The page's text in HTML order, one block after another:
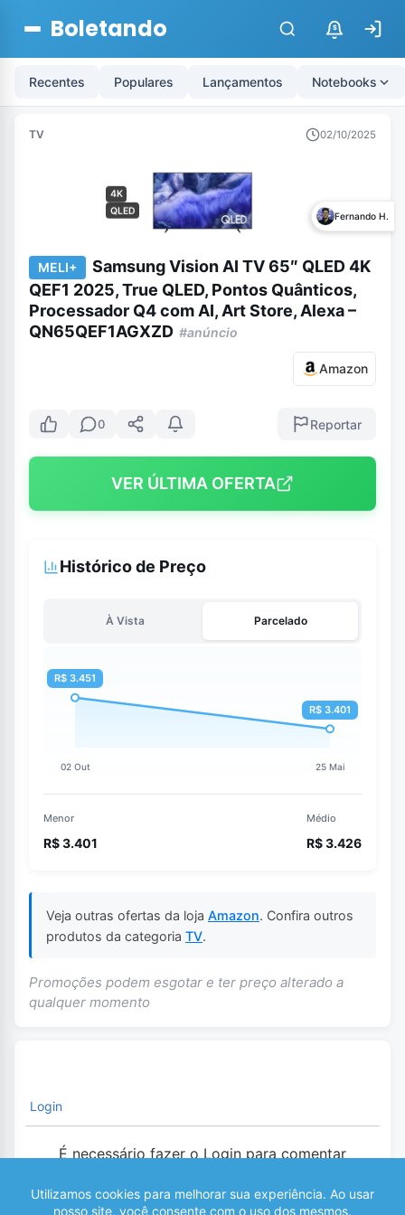
Boletando $
Recentes Populares Lançamentos Notebooks
TV 02/10/2025
4K
QLED
Fernando H.
MELI+
Samsung Vision AI TV 65″ QLED 4K
QEF1 2025, True QLED, Pontos Quânticos,
Processador Q4 com AI, Art Store, Alexa –
QN65QEF1AGXZD #anúncio
Amazon
0 Reportar
VER ÚLTIMA OFERTA
Histórico de Preço
À Vista Parcelado
Menor
R$ 3.401
Médio
R$ 3.426
Veja outras ofertas da loja Amazon. Confira outros
produtos da categoria TV.
Promoções podem esgotar e ter preço alterado a
qualquer momento
Login
É necessário fazer o Login para comentar
0 COMENTÁRIOS